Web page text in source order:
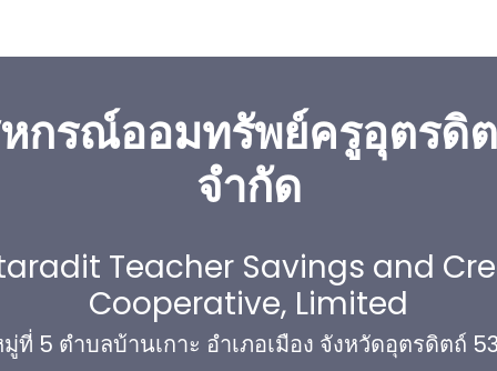
กรณ์ออมทรัพย์ครูอุตรดิ
จำกัด
Teacher Savings and
Cooperative, Limited
ที่ 5 ตำบลบ้านเกาะ อำเภอเมือง จังหวัดอุตรดิตถ์